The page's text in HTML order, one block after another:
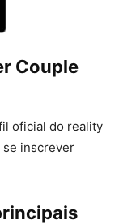
Couple
oficial do reality
se inscrever